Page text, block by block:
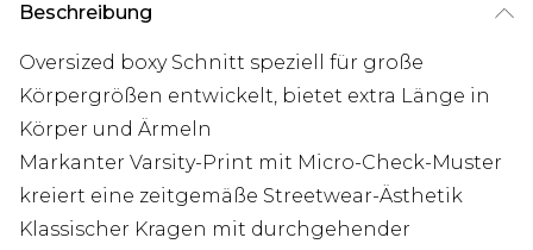
Beschreibung
Oversized boxy Schnitt speziell für große
Körpergrößen entwickelt, bietet extra Länge in
Körper und Ärmeln
Markanter Varsity-Print mit Micro-Check-Muster
kreiert eine zeitgemäße Streetwear-Ästhetik
Klassischer Kragen mit durchgehender